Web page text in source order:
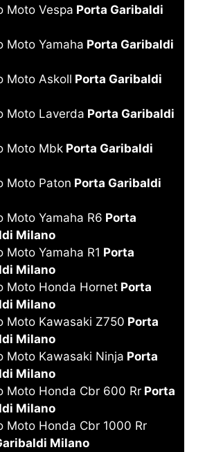
Moto Vespa Porta Garibaldi
Moto Yamaha Porta Garibaldi
Moto Askoll Porta Garibaldi
Moto Laverda Porta Garibaldi
Moto Mbk Porta Garibaldi
Moto Paton Porta Garibaldi
Moto Yamaha R6 Porta
Milano
Moto Yamaha R1 Porta
Milano
Moto Honda Hornet Porta
Milano
Moto Kawasaki Z750 Porta
Milano
Moto Kawasaki Ninja Porta
Milano
Moto Honda Cbr 600 Rr Porta
Milano
Moto Honda Cbr 1000 Rr
Milano